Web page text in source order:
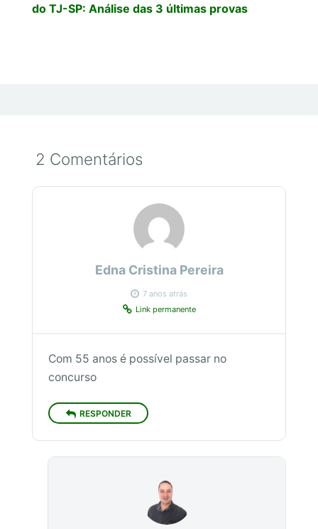
do TJ-SP: Análise das 3 últimas provas
2 Comentários
Edna Cristina Pereira
7 anos atrás
Link permanente
Com 55 anos é possível passar no
concurso
RESPONDER